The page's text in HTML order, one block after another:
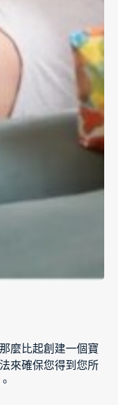
麼比起創建一個寶
來確保您得到您所